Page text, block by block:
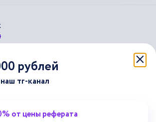
соц. сети
Последние статьи
рублей
тг-канал
от цены реферата